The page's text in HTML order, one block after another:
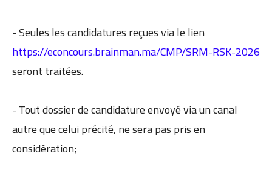
- Seules les candidatures reçues via le lien
https://econcours.brainman.ma/CMP/SRM-RSK-2026
seront traitées.
- Tout dossier de candidature envoyé via un canal
autre que celui précité, ne sera pas pris en
considération;